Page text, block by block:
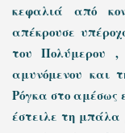
κεφαλιά από
απέκρουσε
του Πολύμερου
αμυνόμενου και
Ρόγκα στο αμέσως
έστειλε τη μπάλα